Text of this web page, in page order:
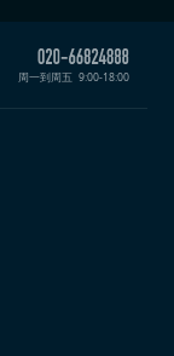
周一到周五 9:00-18:00